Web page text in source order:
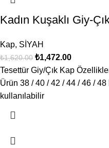
Kadın Kuşaklı Giy-
Kap, SİYAH
₺1,620.00 ₺1,472.00
Tesettür Giy/Çık Kap
Ürün 38 / 40 / 42 / 44 / 46 / 48
kullanılabilir